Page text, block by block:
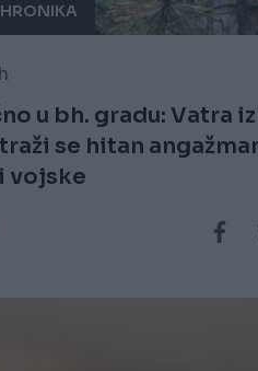
u bh. gradu: Vatra
se hitan
vojske